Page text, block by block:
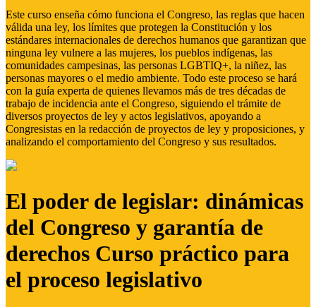
Este curso enseña cómo funciona el Congreso, las reglas que hacen
válida una ley, los límites que protegen la Constitución y los
estándares internacionales de derechos humanos que garantizan que
ninguna ley vulnere a las mujeres, los pueblos indígenas, las
comunidades campesinas, las personas LGBTIQ+, la niñez, las
personas mayores o el medio ambiente. Todo este proceso se hará
con la guía experta de quienes llevamos más de tres décadas de
trabajo de incidencia ante el Congreso, siguiendo el trámite de
diversos proyectos de ley y actos legislativos, apoyando a
Congresistas en la redacción de proyectos de ley y proposiciones, y
analizando el comportamiento del Congreso y sus resultados.
El poder de legislar: dinámicas
del Congreso y garantía de
derechos Curso práctico para
el proceso legislativo